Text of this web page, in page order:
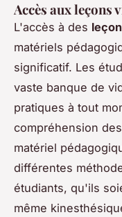
Accès aux leçons
L'accès à des
matériels
significatif. Les
vaste banque de
pratiques à tout
compréhension
matériel
différentes
étudiants, qu'ils
même